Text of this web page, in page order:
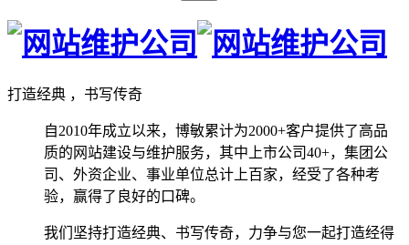
打造经典 ，书写传奇
自2010年成立以来，博敏累计为2000+客户提供了高品
质的网站建设与维护服务，其中上市公司40+，集团公
司、外资企业、事业单位总计上百家，经受了各种考
验，赢得了良好的口碑。
我们坚持打造经典、书写传奇，力争与您一起打造经得